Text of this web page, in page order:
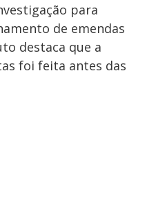
para
de emendas
destaca que a
foi feita antes das